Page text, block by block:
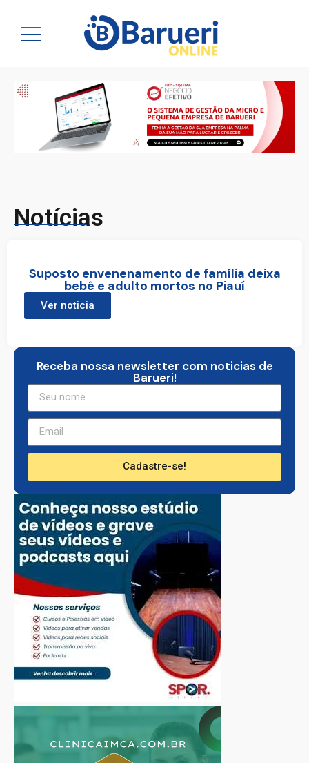
Notícias
Suposto envenenamento de família deixa
bebê e adulto mortos no Piauí
Ver noticia
Receba nossa newsletter com noticias de
Barueri!
Cadastre-se!